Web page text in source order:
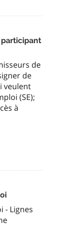
de
de
veulent
(SE);
à
- Lignes